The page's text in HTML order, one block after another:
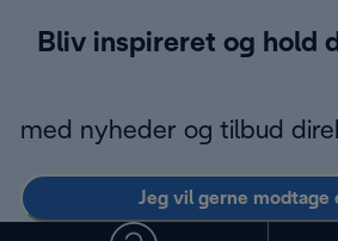
Bliv inspireret og hold
med nyheder og tilbud
Jeg vil gerne modtage